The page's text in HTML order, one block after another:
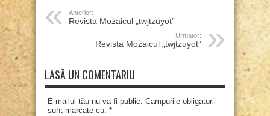
Anterior:
Revista Mozaicul „twjtzuyot”
Urmator:
Revista Mozaicul „twjtzuyot”
LASĂ UN COMENTARIU
E-mailul tău nu va fi public. Campurile obligatorii
sunt marcate cu: *